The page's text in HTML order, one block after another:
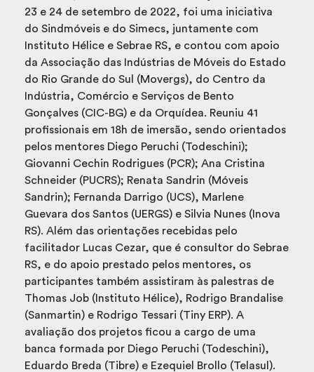
23 e 24 de setembro de 2022, foi uma iniciativa
do Sindmóveis e do Simecs, juntamente com
Instituto Hélice e Sebrae RS, e contou com apoio
da Associação das Indústrias de Móveis do Estado
do Rio Grande do Sul (Movergs), do Centro da
Indústria, Comércio e Serviços de Bento
Gonçalves (CIC-BG) e da Orquídea. Reuniu 41
profissionais em 18h de imersão, sendo orientados
pelos mentores Diego Peruchi (Todeschini);
Giovanni Cechin Rodrigues (PCR); Ana Cristina
Schneider (PUCRS); Renata Sandrin (Móveis
Sandrin); Fernanda Darrigo (UCS), Marlene
Guevara dos Santos (UERGS) e Silvia Nunes (Inova
RS). Além das orientações recebidas pelo
facilitador Lucas Cezar, que é consultor do Sebrae
RS, e do apoio prestado pelos mentores, os
participantes também assistiram às palestras de
Thomas Job (Instituto Hélice), Rodrigo Brandalise
(Sanmartin) e Rodrigo Tessari (Tiny ERP). A
avaliação dos projetos ficou a cargo de uma
banca formada por Diego Peruchi (Todeschini),
Eduardo Breda (Tibre) e Ezequiel Brollo (Telasul).